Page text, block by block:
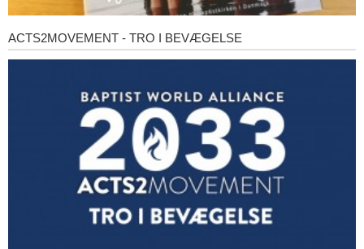
Acts2Movement
ACTS2MOVEMENT - TRO I BEVÆGELSE